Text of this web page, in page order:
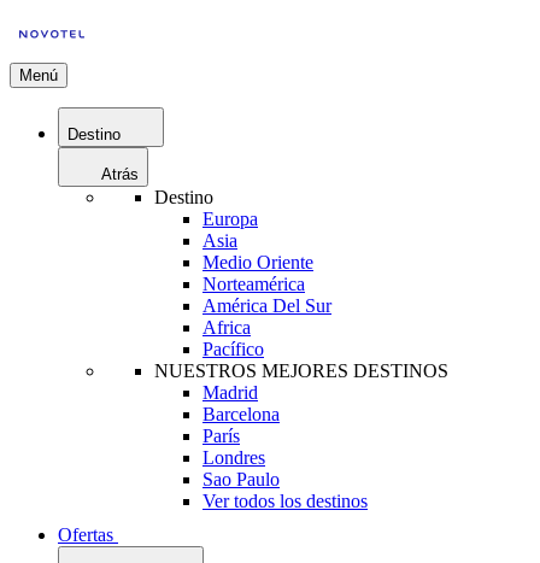
Menú
Destino
Atrás
Destino
Europa
Asia
Medio Oriente
Norteamérica
América Del Sur
Africa
Pacífico
NUESTROS MEJORES DESTINOS
Madrid
Barcelona
París
Londres
Sao Paulo
Ver todos los destinos
Ofertas